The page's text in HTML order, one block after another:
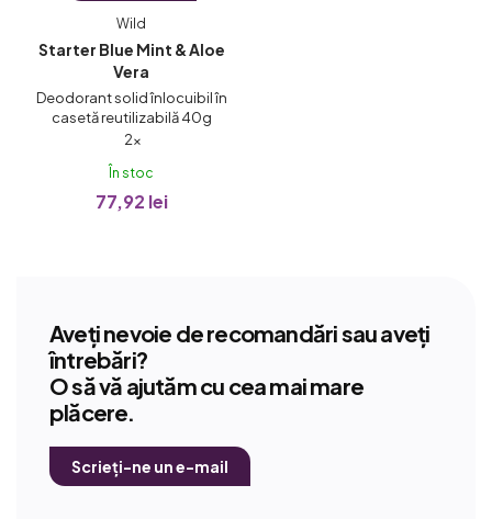
Starter Blue Mint & Aloe
Vera
Wild
Evaluarea
medie
produsului
stele.
2×
În stoc
77,92 lei
Deodorant solid înlocuibil în
casetă reutilizabilă 40g
Aveți nevoie de recomandări sau aveți
întrebări?
O să vă ajutăm cu cea mai mare
plăcere.
Scrieți-ne un e-mail